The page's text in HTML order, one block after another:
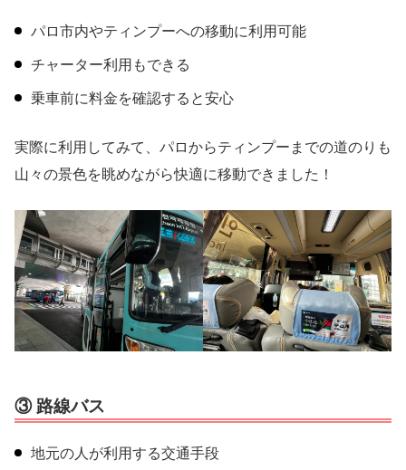
パロ市内やティンプーへの移動に利用可能
チャーター利用もできる
乗車前に料金を確認すると安心
実際に利用してみて、パロからティンプーまでの道のりも
山々の景色を眺めながら快適に移動できました！
③ 路線バス
地元の人が利用する交通手段